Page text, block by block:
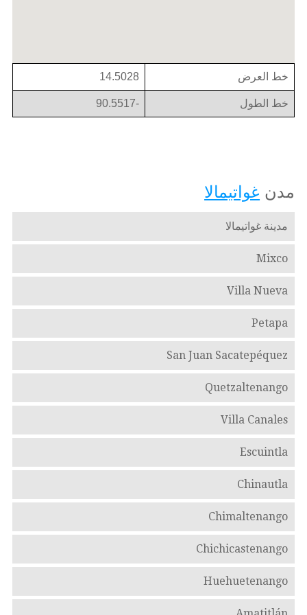
خط العرض 14.5028
خط الطول -90.5517
مدن غواتيمالا
مدينة غواتيمالا
Mixco
Villa Nueva
Petapa
San Juan Sacatepéquez
Quetzaltenango
Villa Canales
Escuintla
Chinautla
Chimaltenango
Chichicastenango
Huehuetenango